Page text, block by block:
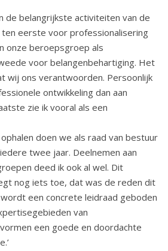
de belangrijkste activiteiten van de
ten eerste voor professionalisering
onze beroepsgroep als
voor belangenbehartiging. Het
wij ons verantwoorden. Persoonlijk
ontwikkeling dan aan
zie ik vooral als een
doen we als raad van bestuur
twee jaar. Deelnemen aan
deed ik ook al wel. Dit
nog iets toe, dat was de reden dit
een concrete leidraad geboden
van
een goede en doordachte